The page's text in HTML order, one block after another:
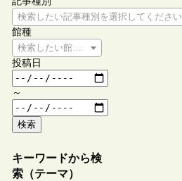
検索したい記事種別を選択してください
館種
検索したい館種を選択してください
投稿日
～
検索
キーワードから検
索（テーマ）